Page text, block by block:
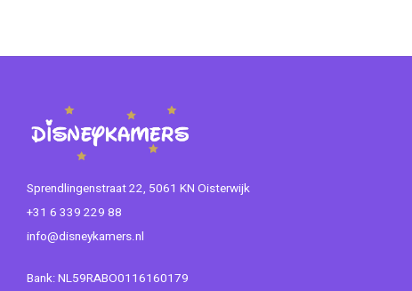
Sprendlingenstraat 22, 5061 KN Oisterwijk
+31 6 339 229 88
info@disneykamers.nl
Bank: NL59RABO0116160179